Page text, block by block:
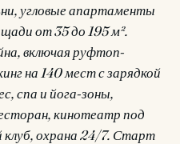
угловые апартаменты
от 35 до 195 м².
включая руфтоп-
на 140 мест с зарядкой
спа и йога-зоны,
кинотеатр под
охрана 24/7. Старт